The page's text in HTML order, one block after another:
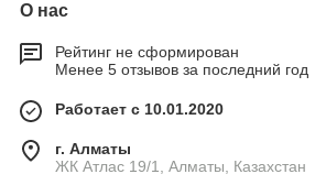
О нас
Рейтинг не сформирован
Менее 5 отзывов за последний год
Работает с 10.01.2020
г. Алматы
ЖК Атлас 19/1, Алматы, Казахстан